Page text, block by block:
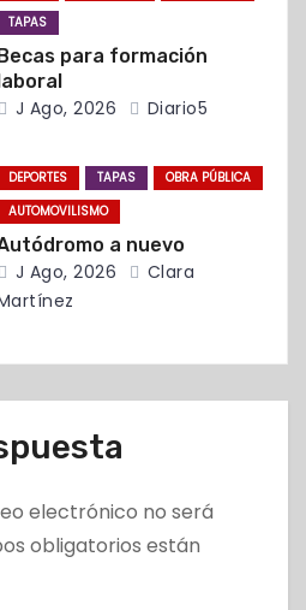
TAPAS
Becas para formación
laboral
J Ago, 2026 Diario5
DEPORTES TAPAS
OBRA PÚBLICA
AUTOMOVILISMO
a nuevo
J Ago, 2026
Clara
electrónico no será
obligatorios están